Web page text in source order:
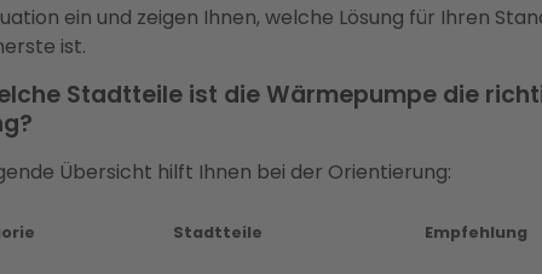
ein und zeigen Ihnen, welche Lösung für Ihren
ist.
Stadtteile ist die Wärmepumpe die
Übersicht hilft Ihnen bei der Orientierung:
Stadtteile Empfehlung